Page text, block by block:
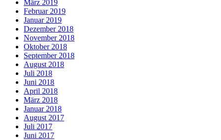
März 2019
Februar 2019
Januar 2019
Dezember 2018
November 2018
Oktober 2018
September 2018
August 2018
Juli 2018
Juni 2018
April 2018
März 2018
Januar 2018
August 2017
Juli 2017
Juni 2017